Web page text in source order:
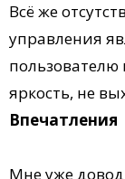
Всё же
управления
яркость, не
Впечатления
Мне уже